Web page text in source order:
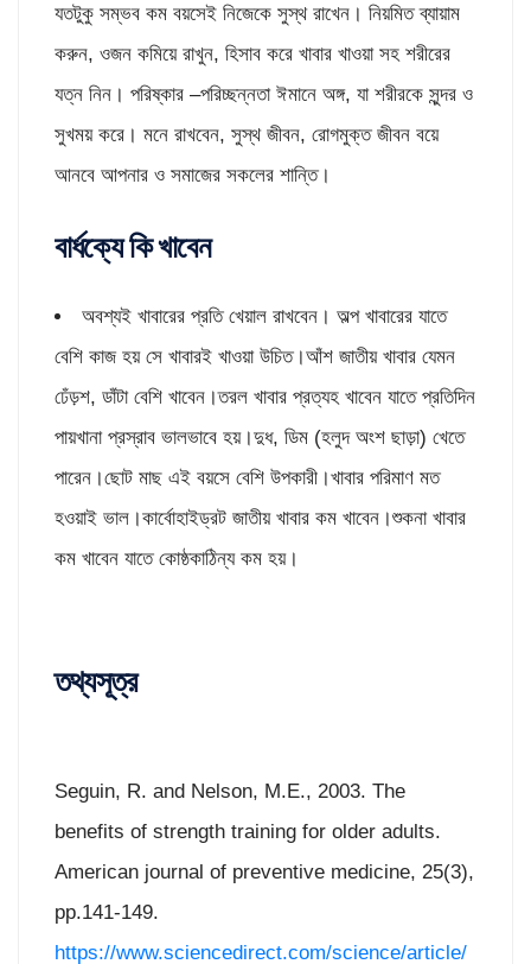
যতটুকু সম্ভব কম বয়সেই নিজেকে সুস্থ রাখেন। নিয়মিত ব্যায়াম
করুন, ওজন কমিয়ে রাখুন, হিসাব করে খাবার খাওয়া সহ শরীরের
যত্ন নিন। পরিষ্কার –পরিচ্ছন্নতা ঈমানে অঙ্গ, যা শরীরকে সুন্দর ও
সুখময় করে। মনে রাখবেন, সুস্থ জীবন, রোগমুক্ত জীবন বয়ে
আনবে আপনার ও সমাজের সকলের শান্তি।
বার্ধক্যে কি খাবেন
অবশ্যই খাবারের প্রতি খেয়াল রাখবেন। অল্প খাবারের যাতে
বেশি কাজ হয় সে খাবারই খাওয়া ‍উচিত।আঁশ জাতীয় খাবার যেমন
ঢেঁড়শ, ডাঁটা বেশি খাবেন।তরল খাবার প্রত্যহ খাবেন যাতে প্রতিদিন
পায়খানা প্রস্রাব ভালভাবে হয়।দুধ, ডিম (হলুদ অংশ ছাড়া) খেতে
পারেন।ছোট মাছ এই বয়সে বেশি উপকারী।খাবার পরিমাণ মত
হওয়াই ভাল।কার্বোহাইড্রট জাতীয় খাবার কম খাবেন।শুকনা খাবার
কম খাবেন যাতে কোষ্ঠকাঠিন্য কম হয়।
তথ্যসূত্র
Seguin, R. and Nelson, M.E., 2003. The
benefits of strength training for older adults.
American journal of preventive medicine, 25(3),
pp.141-149.
https://www.sciencedirect.com/science/article/